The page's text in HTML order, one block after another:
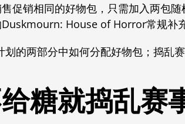
促销相同的好物包，只需加入两包随
House of Horror常规补充
的两部分中如何分配好物包；捣乱
糖就捣乱赛